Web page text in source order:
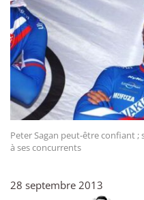
Peter Sagan peut-être confiant
à ses concurrents
28 septembre 2013